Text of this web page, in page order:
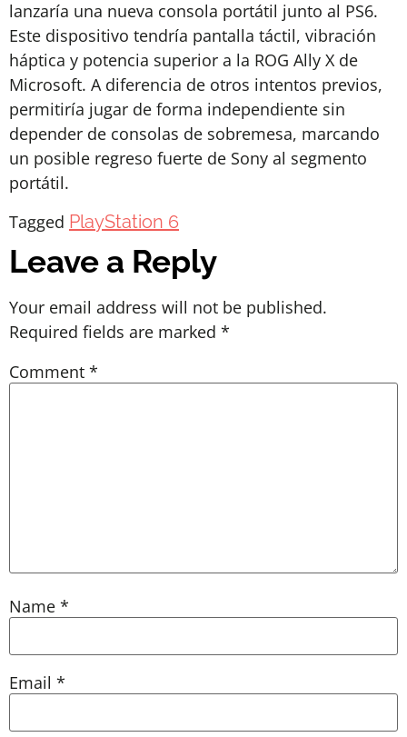
lanzaría una nueva consola portátil junto al PS6.
Este dispositivo tendría pantalla táctil, vibración
háptica y potencia superior a la ROG Ally X de
Microsoft. A diferencia de otros intentos previos,
permitiría jugar de forma independiente sin
depender de consolas de sobremesa, marcando
un posible regreso fuerte de Sony al segmento
portátil.
Tagged PlayStation 6
Leave a Reply
Your email address will not be published.
Required fields are marked *
Comment *
Name *
Email *